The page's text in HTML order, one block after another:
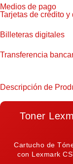
Medios de pago
Tarjetas de crédito y
Billeteras digitales
Transferencia
Descripción de
Toner
Cartucho de
con Lexmark